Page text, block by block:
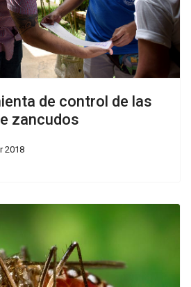
de control de las
zancudos
2018